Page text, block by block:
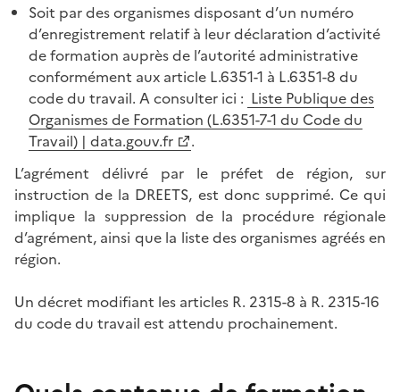
Soit par des organismes disposant d’un numéro
d’enregistrement relatif à leur déclaration d’activité
de formation auprès de l’autorité administrative
conformément aux article L.6351-1 à L.6351-8 du
code du travail. A consulter ici : Liste Publique des
Organismes de Formation (L.6351-7-1 du Code du
Travail) | data.gouv.fr
.
L’agrément délivré par le préfet de région, sur
instruction de la DREETS, est donc supprimé. Ce qui
implique la suppression de la procédure régionale
d’agrément, ainsi que la liste des organismes agréés en
région.
Un décret modifiant les articles R. 2315-8 à R. 2315-16
du code du travail est attendu prochainement.